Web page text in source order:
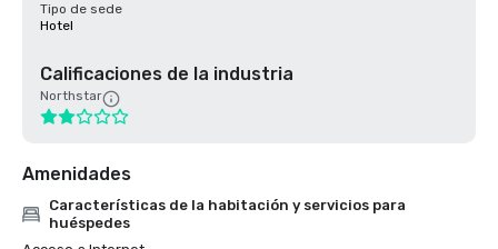
Tipo de sede
Hotel
Calificaciones de la industria
Northstar
Amenidades
Características de la habitación y servicios para
huéspedes